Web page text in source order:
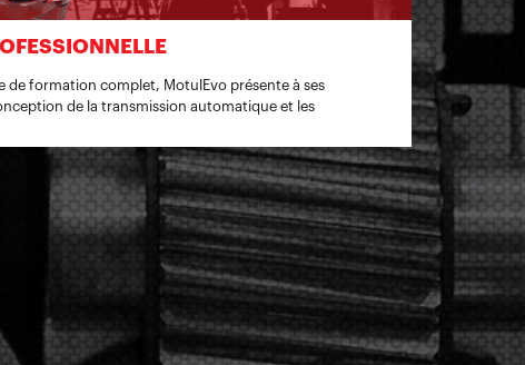
de formation complet, MotulEvo présente à ses
de la transmission automatique et les